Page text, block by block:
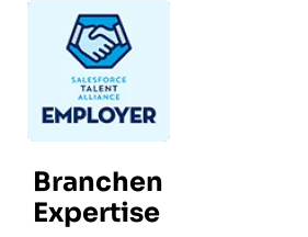
Branchen
Expertise